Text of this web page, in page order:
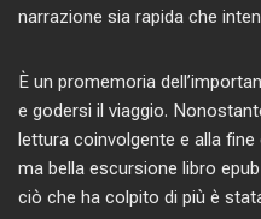
narrazione sia rapida che
È un promemoria
e godersi il viaggio.
lettura coinvolgente e alla
ma bella escursione libro
ciò che ha colpito di più è